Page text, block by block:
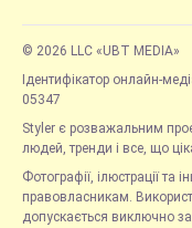
© 2026 LLC «UBT MEDIA»
Ідентифікатор онлайн-
05347
Styler є розважальним
людей, тренди і все, що
Фотографії, ілюстрації та
правовласникам.
допускається виключно